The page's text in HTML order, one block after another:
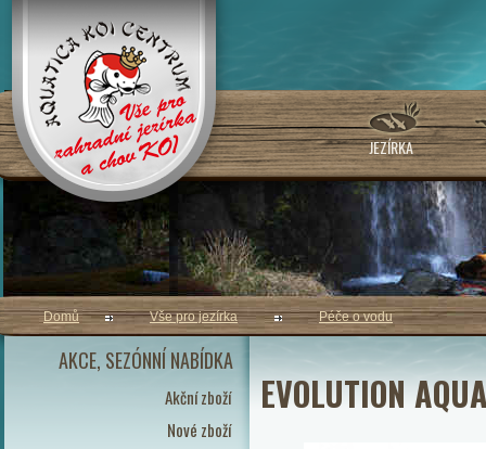
JEZÍRKA
AKCE, SEZÓNNÍ NABÍDKA
Akční zboží
Nové zboží
Domů Vše pro jezírka Péče o vodu
EVOLUTION